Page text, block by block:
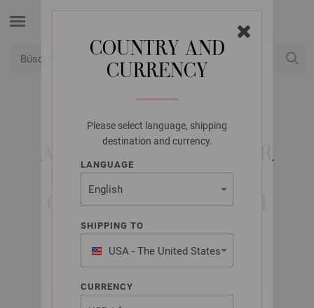
COUNTRY AND
CURRENCY
Please select language, shipping
destination and currency.
LANGUAGE
SHIPPING TO
USA - The United States
of America
CURRENCY
LANA GROSSA
AGUJAS DE TRICOTAR
DISEÑO DE MADERA
COLOR NO. 4,5/35CM